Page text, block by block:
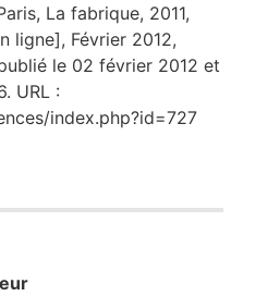
La fabrique, 2011,
ligne], Février 2012,
le 02 février 2012 et
URL :
index.php?id=727